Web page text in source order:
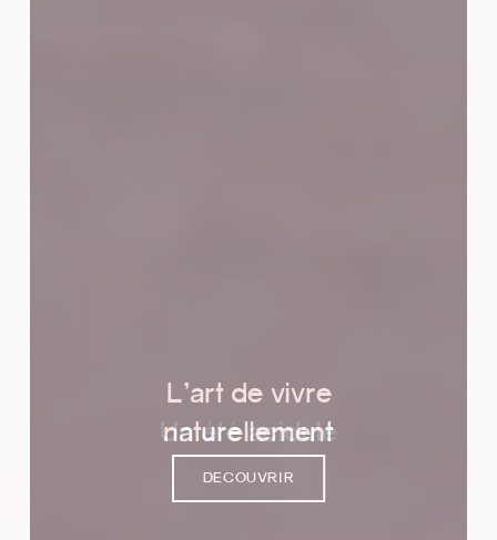
L’art de vivre
naturellement
DECOUVRIR
Un été acidulé
DECOUVRIR
La couleur dans vos
assiettes
DECOUVRIR